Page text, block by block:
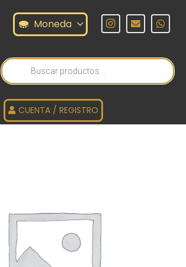
Moneda
Búsqueda
de
productos
CUENTA / REGISTRO